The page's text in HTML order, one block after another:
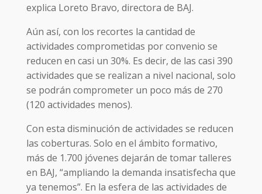
explica Loreto Bravo, directora de BAJ.
Aún así, con los recortes la cantidad de
actividades comprometidas por convenio se
reducen en casi un 30%. Es decir, de las casi 390
actividades que se realizan a nivel nacional, solo
se podrán comprometer un poco más de 270
(120 actividades menos).
Con esta disminución de actividades se reducen
las coberturas. Solo en el ámbito formativo,
más de 1.700 jóvenes dejarán de tomar talleres
en BAJ, “ampliando la demanda insatisfecha que
ya tenemos”. En la esfera de las actividades de